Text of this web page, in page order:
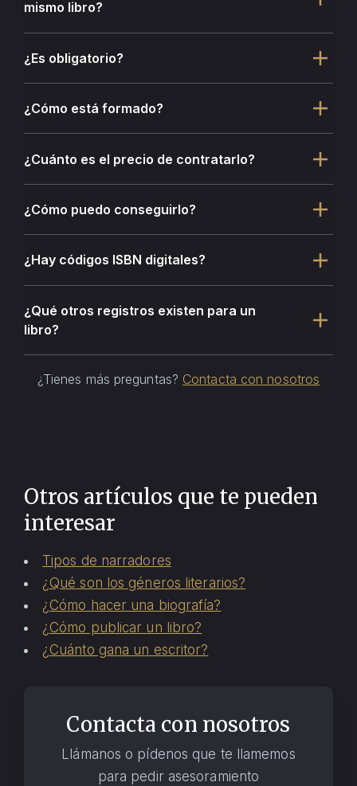
mismo libro?
¿Es obligatorio?
¿Cómo está formado?
¿Cuánto es el precio de contratarlo?
¿Cómo puedo conseguirlo?
¿Hay códigos ISBN digitales?
¿Qué otros registros existen para un
libro?
¿Tienes más preguntas? Contacta con nosotros
Otros artículos que te pueden
interesar
Tipos de narradores
¿Qué son los géneros literarios?
¿Cómo hacer una biografía?
¿Cómo publicar un libro?
¿Cuánto gana un escritor?
Contacta con nosotros
Llámanos o pídenos que te llamemos
para pedir asesoramiento